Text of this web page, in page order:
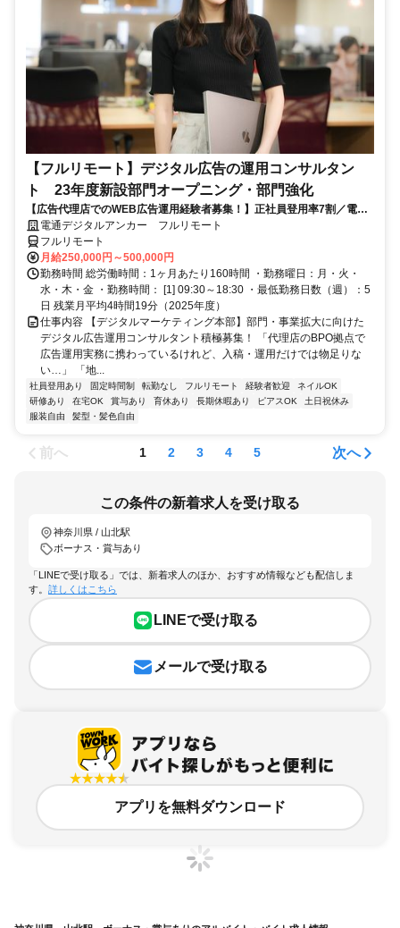
【フルリモート】デジタル広告の運用コンサルタン
ト 23年度新設部門オープニング・部門強化
【広告代理店でのWEB広告運用経験者募集！】正社員登用率7割／電通
G／全国×完全在宅／年休126日・土日祝休み／残業月平均4時間19分
電通デジタルアンカー フルリモート
フルリモート
月給250,000円～500,000円
勤務時間 総労働時間：1ヶ月あたり160時間 ・勤務曜日：月・火・
水・木・金 ・勤務時間： [1] 09:30～18:30 ・最低勤務日数（週）：5
日 残業月平均4時間19分（2025年度）
仕事内容 【デジタルマーケティング本部】部門・事業拡大に向けた
デジタル広告運用コンサルタント積極募集！ 「代理店のBPO拠点で
広告運用実務に携わっているけれど、入稿・運用だけでは物足りな
い…」 「地...
社員登用あり 固定時間制 転勤なし フルリモート 経験者歓迎
ネイルOK
研修あり
在宅OK 賞与あり 育休あり 長期休暇あり ピアスOK
土日祝休み
服装自由
髪型・髪色自由
前へ 1 2 3 4 5 次へ
この条件の新着求人を受け取る
神奈川県 / 山北駅
ボーナス・賞与あり
「LINEで受け取る」では、新着求人のほか、おすすめ情報なども配信しま
す。 詳しくはこちら
LINEで受け取る
メールで受け取る
アプリを無料ダウンロード